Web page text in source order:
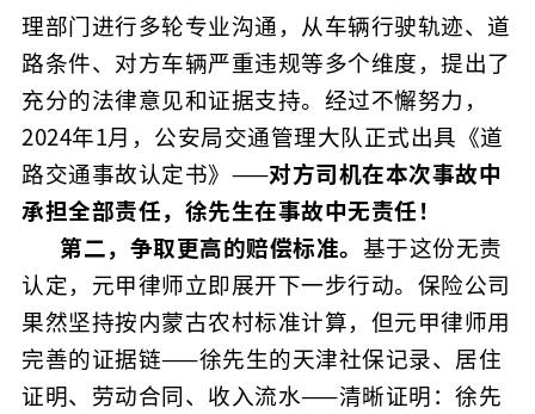
理部门进行多轮专业沟通，从车辆行驶轨迹、道
路条件、对方车辆严重违规等多个维度，提出了
充分的法律意见和证据支持。经过不懈努力，
2024年1月，公安局交通管理大队正式出具《道
路交通事故认定书》——对方司机在本次事故中
承担全部责任，徐先生在事故中无责任！
第二，争取更高的赔偿标准。 基于这份无责
认定，元甲律师立即展开下一步行动。保险公司
果然坚持按内蒙古农村标准计算，但元甲律师用
完善的证据链——徐先生的天津社保记录、居住
证明、劳动合同、收入流水——清晰证明：徐先